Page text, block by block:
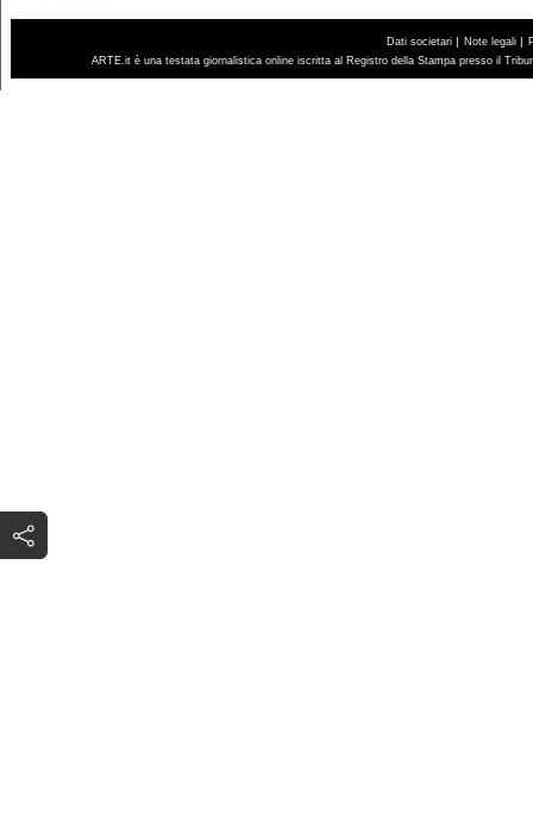
Dati societari | Note legali |
ARTE.it è una testata giornalistica online iscritta al Registro della Stampa presso il